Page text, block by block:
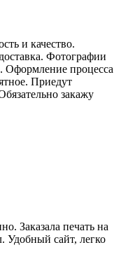
и качество.
Фотографии
Оформление процесса
Приедут
закажу
Заказала печать на
Удобный сайт, легко